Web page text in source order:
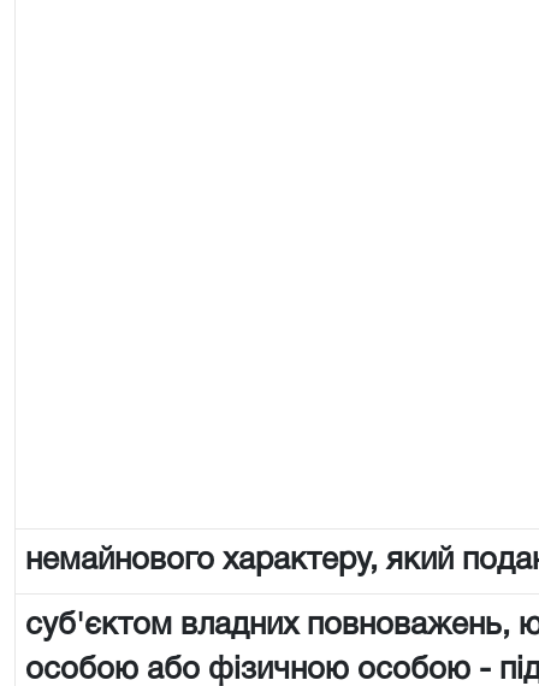
немайнового характеру, який
суб'єктом владних повноважень,
особою або фізичною особою -